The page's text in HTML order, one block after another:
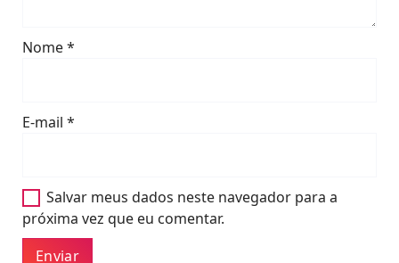
Nome*
E-mail *
Salvar meus dados neste navegador para a
próxima vez que eu comentar.